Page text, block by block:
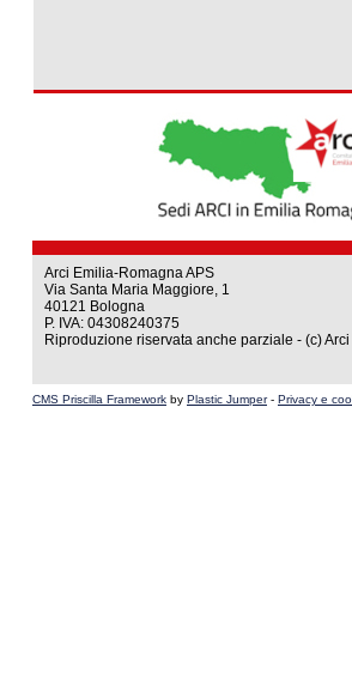
Arci Emilia-Romagna APS
Via Santa Maria Maggiore, 1
40121 Bologna
P. IVA: 04308240375
Riproduzione riservata anche parziale - (c) Arci
CMS Priscilla Framework by Plastic Jumper- Privacy e